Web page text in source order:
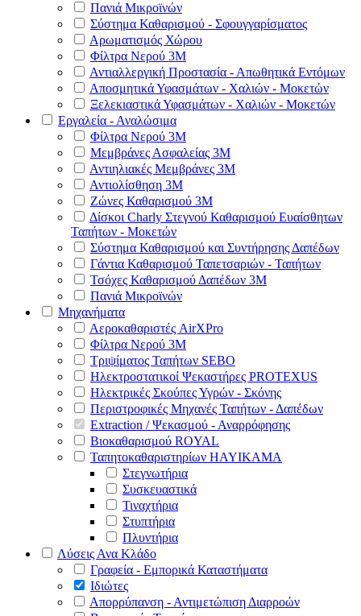
Πανιά Μικροϊνών
Σύστημα Καθαρισμού - Σφουγγαρίσματος
Αρωματισμός Χώρου
Φίλτρα Νερού 3Μ
Αντιαλλεργική Προστασία - Απωθητικά Εντόμων
Αποσμητικά Υφασμάτων - Χαλιών - Μοκετών
Ξελεκιαστικά Υφασμάτων - Χαλιών - Μοκετών
Εργαλεία - Αναλώσιμα
Φίλτρα Νερού 3Μ
Μεμβράνες Ασφαλείας 3Μ
Αντιηλιακές Μεμβράνες 3Μ
Αντιολίσθηση 3Μ
Ζώνες Καθαρισμού 3Μ
Δίσκοι Charly Στεγνού Καθαρισμού Ευαίσθητων
Ταπήτων - Μοκετών
Σύστημα Καθαρισμού και Συντήρησης Δαπέδων
Γάντια Καθαρισμού Ταπετσαριών - Ταπήτων
Τσόχες Καθαρισμού Δαπέδων 3Μ
Πανιά Μικροϊνών
Μηχανήματα
Αεροκαθαριστές AirXPro
Φίλτρα Νερού 3M
Τριψίματος Ταπήτων SEBO
Ηλεκτροστατικοί Ψεκαστήρες PROTEXUS
Ηλεκτρικές Σκούπες Υγρών - Σκόνης
Περιστροφικές Μηχανές Ταπήτων - Δαπέδων
Extraction / Ψεκασμού - Αναρρόφησης
Βιοκαθαρισμού ROYAL
Ταπητοκαθαριστηρίων HAYIKAMA
Στεγνωτήρια
Συσκευαστικά
Τιναχτήρια
Στυπτήρια
Πλυντήρια
Λύσεις Ανα Κλάδο
Γραφεία - Εμπορικά Καταστήματα
Ιδιώτες
Απορρύπανση - Αντιμετώπιση Διαρροών